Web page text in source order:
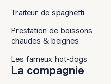
Traiteur de spaghetti
Prestation de boissons
chaudes & beignes
Les fameux hot-dogs
La compagnie